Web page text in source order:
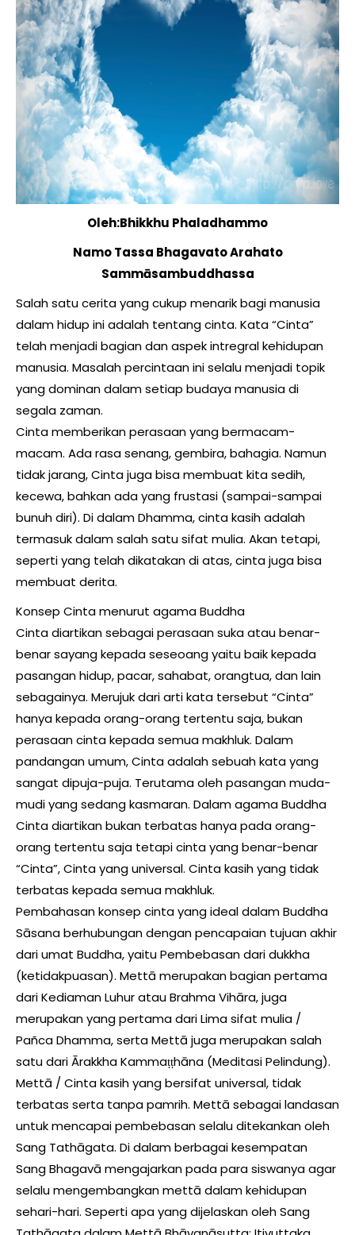
Oleh:Bhikkhu Phaladhammo
Namo Tassa Bhagavato Arahato
Sammāsambuddhassa
Salah satu cerita yang cukup menarik bagi manusia
dalam hidup ini adalah tentang cinta. Kata “Cinta”
telah menjadi bagian dan aspek intregral kehidupan
manusia. Masalah percintaan ini selalu menjadi topik
yang dominan dalam setiap budaya manusia di
segala zaman.
Cinta memberikan perasaan yang bermacam-
macam. Ada rasa senang, gembira, bahagia. Namun
tidak jarang, Cinta juga bisa membuat kita sedih,
kecewa, bahkan ada yang frustasi (sampai-sampai
bunuh diri). Di dalam Dhamma, cinta kasih adalah
termasuk dalam salah satu sifat mulia. Akan tetapi,
seperti yang telah dikatakan di atas, cinta juga bisa
membuat derita.
Konsep Cinta menurut agama Buddha
Cinta diartikan sebagai perasaan suka atau benar-
benar sayang kepada seseoang yaitu baik kepada
pasangan hidup, pacar, sahabat, orangtua, dan lain
sebagainya. Merujuk dari arti kata tersebut “Cinta”
hanya kepada orang-orang tertentu saja, bukan
perasaan cinta kepada semua makhluk. Dalam
pandangan umum, Cinta adalah sebuah kata yang
sangat dipuja-puja. Terutama oleh pasangan muda-
mudi yang sedang kasmaran. Dalam agama Buddha
Cinta diartikan bukan terbatas hanya pada orang-
orang tertentu saja tetapi cinta yang benar-benar
“Cinta”, Cinta yang universal. Cinta kasih yang tidak
terbatas kepada semua makhluk.
Pembahasan konsep cinta yang ideal dalam Buddha
Sāsana berhubungan dengan pencapaian tujuan akhir
dari umat Buddha, yaitu Pembebasan dari dukkha
(ketidakpuasan). Mettā merupakan bagian pertama
dari Kediaman Luhur atau Brahma Vihāra, juga
merupakan yang pertama dari Lima sifat mulia /
Pañca Dhamma, serta Mettā juga merupakan salah
satu dari Ārakkha Kammaṭṭhāna (Meditasi Pelindung).
Mettā / Cinta kasih yang bersifat universal, tidak
terbatas serta tanpa pamrih. Mettā sebagai landasan
untuk mencapai pembebasan selalu ditekankan oleh
Sang Tathāgata. Di dalam berbagai kesempatan
Sang Bhagavā mengajarkan pada para siswanya agar
selalu mengembangkan mettā dalam kehidupan
sehari-hari. Seperti apa yang dijelaskan oleh Sang